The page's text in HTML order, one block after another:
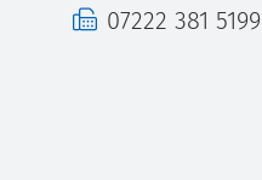
Fax 07222 381 5199